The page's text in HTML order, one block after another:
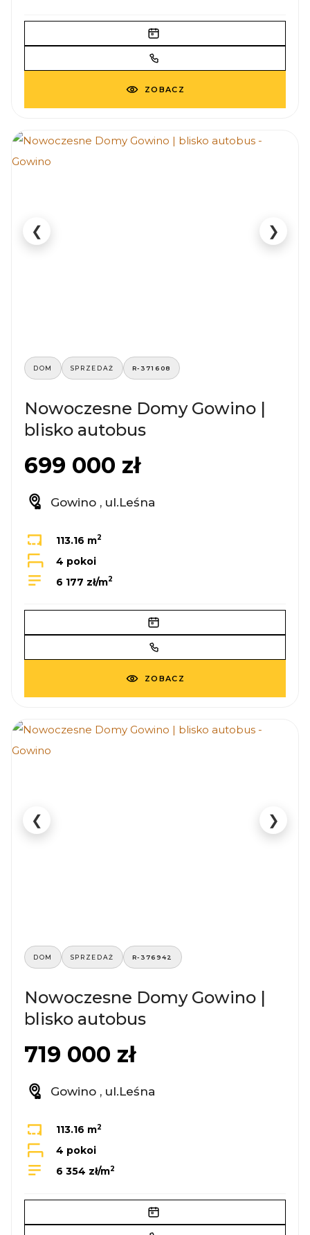
ZOBACZ
❮ ❯
DOM SPRZEDAŻ R-371608
Nowoczesne Domy Gowino |
blisko autobus
699 000 zł
Gowino , ul.Leśna
113.16 m2
4 pokoi
6 177 zł/m2
ZOBACZ
❮ ❯
DOM SPRZEDAŻ R-376942
Nowoczesne Domy Gowino |
blisko autobus
719 000 zł
Gowino , ul.Leśna
113.16 m2
4 pokoi
6 354 zł/m2